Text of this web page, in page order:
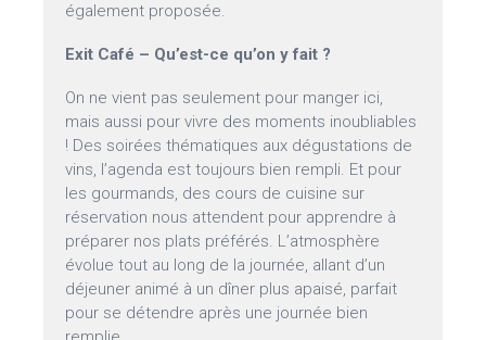
également proposée.
Exit Café – Qu’est-ce qu’on y fait ?
On ne vient pas seulement pour manger ici,
mais aussi pour vivre des moments inoubliables
! Des soirées thématiques aux dégustations de
vins, l’agenda est toujours bien rempli. Et pour
les gourmands, des cours de cuisine sur
réservation nous attendent pour apprendre à
préparer nos plats préférés. L’atmosphère
évolue tout au long de la journée, allant d’un
déjeuner animé à un dîner plus apaisé, parfait
pour se détendre après une journée bien